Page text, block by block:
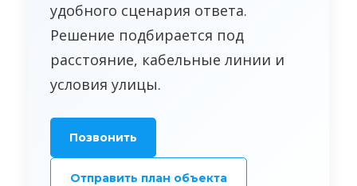
удобного сценария ответа.
Решение подбирается под
расстояние, кабельные линии и
условия улицы.
Позвонить
Отправить план объекта